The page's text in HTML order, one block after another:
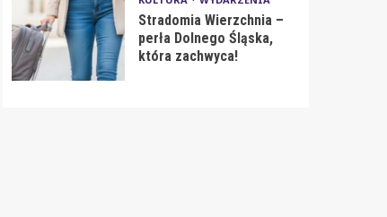
Stradomia Wierzchnia –
perła Dolnego Śląska,
która zachwyca!